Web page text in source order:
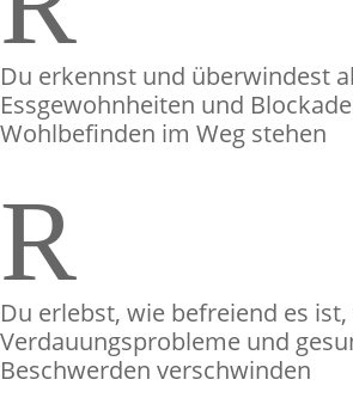
Du erkennst und überwindest
Essgewohnheiten und
Wohlbefinden im Weg stehen
R
Du erlebst, wie befreiend es
Verdauungsprobleme und
Beschwerden verschwinden